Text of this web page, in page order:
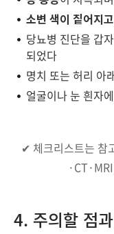
소변 색이 짙어지고
당뇨병 진단을 갑
되었다
명치 또는 허리 아
얼굴이나 눈 흰자
✔ 체크리스트는 참
4. 주의할 점